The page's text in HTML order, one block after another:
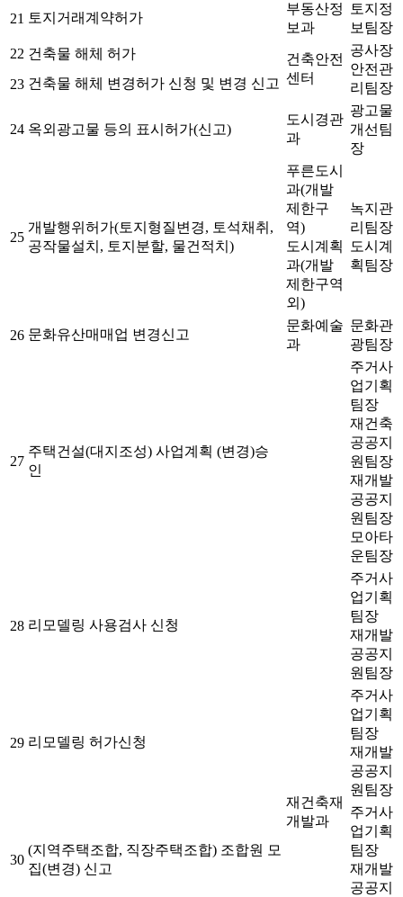
21 토지거래계약허가
부동산정
보과
토지정
보팀장
22 건축물 해체 허가
건축안전
센터
공사장
안전관
리팀장
23 건축물 해체 변경허가 신청 및 변경 신고
24 옥외광고물 등의 표시허가(신고)
도시경관
과
광고물
개선팀
장
25
개발행위허가(토지형질변경, 토석채취,
공작물설치, 토지분할, 물건적치)
푸른도시
과(개발
제한구
역)
도시계획
과(개발
제한구역
외)
녹지관
리팀장
도시계
획팀장
26 문화유산매매업 변경신고
문화예술
과
문화관
광팀장
27
주택건설(대지조성) 사업계획 (변경)승
인
재건축재
개발과
주거사
업기획
팀장
재건축
공공지
원팀장
재개발
공공지
원팀장
모아타
운팀장
28 리모델링 사용검사 신청
주거사
업기획
팀장
재개발
공공지
원팀장
29 리모델링 허가신청
주거사
업기획
팀장
재개발
공공지
원팀장
30
(지역주택조합, 직장주택조합) 조합원 모
집(변경) 신고
주거사
업기획
팀장
재개발
공공지